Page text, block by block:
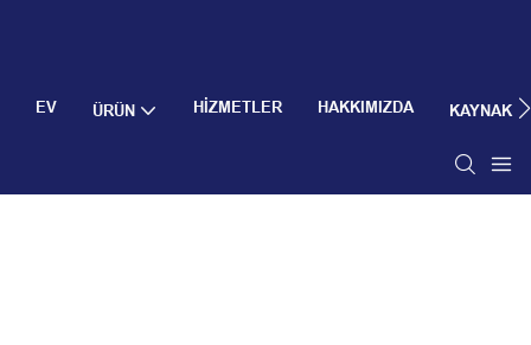
EV ÜRÜN HIZMETLER HAKKIMIZDA KAYNAK